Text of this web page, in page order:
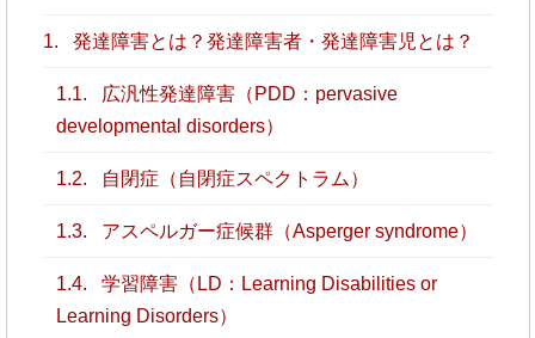
1. 発達障害とは？発達障害者・発達障害児とは？
1.1.
広汎性発達障害（PDD：pervasive
developmental disorders）
1.2. 自閉症（自閉症スペクトラム）
1.3. アスペルガー症候群（Asperger syndrome）
1.4.
学習障害（LD：Learning Disabilities or
Learning Disorders）